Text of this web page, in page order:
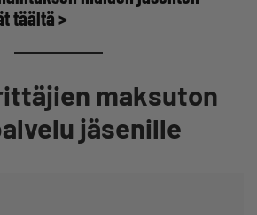
täältä >
maksuton
jäsenille